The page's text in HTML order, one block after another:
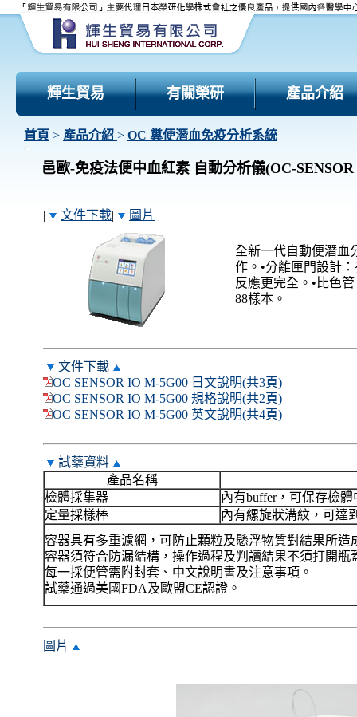
輝生貿易 有關榮研 產品介紹
首頁 > 產品介紹 > OC 糞便潛血免疫分析系統
邑歐-免疫法便中血紅素 自動分析儀(OC-
| 文件下載| 圖片
全新一代自動便潛血
作。•分離匣門設計
反應更完全。•比色
88樣本。
文件下載
OC SENSOR IO M-5G00 日文說明(共3頁)
OC SENSOR IO M-5G00 規格說明(共2頁)
OC SENSOR IO M-5G00 英文說明(共4頁)
試藥資料
產品名稱
檢體採集器
內有buffer，可保存檢
定量採樣棒
內有縲旋狀溝紋，可達
容器具有多重濾網，可防止顆粒及懸浮物質對結果所造
容器須符合防漏結構，操作過程及判讀結果不須打開瓶
每一採便管需附封套、中文說明書及注意事項。
試藥通過美國FDA及歐盟CE認證。
圖片